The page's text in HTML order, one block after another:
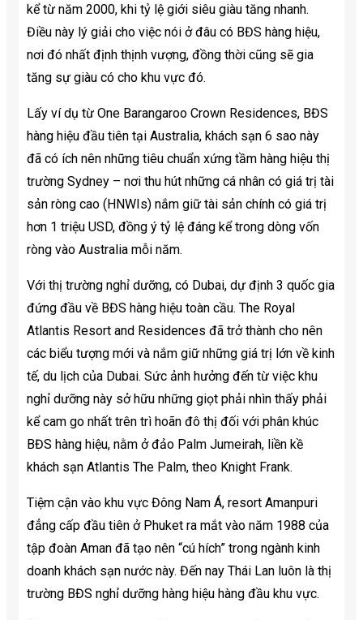
kể từ năm 2000, khi tỷ lệ giới siêu giàu tăng nhanh.
Điều này lý giải cho việc nói ở đâu có BĐS hàng hiệu,
nơi đó nhất định thịnh vượng, đồng thời cũng sẽ gia
tăng sự giàu có cho khu vực đó.
Lấy ví dụ từ One Barangaroo Crown Residences, BĐS
hàng hiệu đầu tiên tại Australia, khách sạn 6 sao này
đã có ích nên những tiêu chuẩn xứng tầm hàng hiệu thị
trường Sydney – nơi thu hút những cá nhân có giá trị tài
sản ròng cao (HNWIs) nắm giữ tài sản chính có giá trị
hơn 1 triệu USD, đồng ý tỷ lệ đáng kể trong dòng vốn
ròng vào Australia mỗi năm.
Với thị trường nghỉ dưỡng, có Dubai, dự định 3 quốc gia
đứng đầu về BĐS hàng hiệu toàn cầu. The Royal
Atlantis Resort and Residences đã trở thành cho nên
các biểu tượng mới và nắm giữ những giá trị lớn về kinh
tế, du lịch của Dubai. Sức ảnh hưởng đến từ việc khu
nghỉ dưỡng này sở hữu những giọt phải nhìn thấy phải
kể cam go nhất trên trì hoãn đô thị đối với phân khúc
BĐS hàng hiệu, nằm ở đảo Palm Jumeirah, liền kề
khách sạn Atlantis The Palm, theo Knight Frank.
Tiệm cận vào khu vực Đông Nam Á, resort Amanpuri
đẳng cấp đầu tiên ở Phuket ra mắt vào năm 1988 của
tập đoàn Aman đã tạo nên “cú hích” trong ngành kinh
doanh khách sạn nước này. Đến nay Thái Lan luôn là thị
trường BĐS nghỉ dưỡng hàng hiệu hàng đầu khu vực.